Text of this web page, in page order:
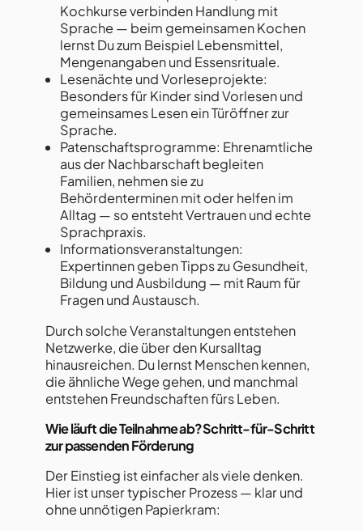
Kochkurse verbinden Handlung mit
Sprache — beim gemeinsamen Kochen
lernst Du zum Beispiel Lebensmittel,
Mengenangaben und Essensrituale.
Lesenächte und Vorleseprojekte:
Besonders für Kinder sind Vorlesen und
gemeinsames Lesen ein Türöffner zur
Sprache.
Patenschaftsprogramme: Ehrenamtliche
aus der Nachbarschaft begleiten
Familien, nehmen sie zu
Behördenterminen mit oder helfen im
Alltag — so entsteht Vertrauen und echte
Sprachpraxis.
Informationsveranstaltungen:
Expertinnen geben Tipps zu Gesundheit,
Bildung und Ausbildung — mit Raum für
Fragen und Austausch.
Durch solche Veranstaltungen entstehen
Netzwerke, die über den Kursalltag
hinausreichen. Du lernst Menschen kennen,
die ähnliche Wege gehen, und manchmal
entstehen Freundschaften fürs Leben.
Wie läuft die Teilnahme ab? Schritt-für-Schritt
zur passenden Förderung
Der Einstieg ist einfacher als viele denken.
Hier ist unser typischer Prozess — klar und
ohne unnötigen Papierkram: